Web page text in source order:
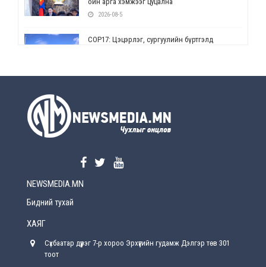
2026-08-5
СОР17: Цэцэрлэг, сургуулийн бүртгэлд
2026-08-5
2026-08-5
хүрсэн өгөөжөөрөө ажлаа үнэлж, хэрэгжилтээ
NEWSMEDIA.MN
Бидний тухай
ХАЯГ
Сүхбаатар дүүрэг 7-р хороо Эрхүүгийн гудамж Дэлгэр төв 301
тоот